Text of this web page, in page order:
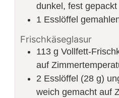
dunkel, fest gepackt
1 Esslöffel
Frischkäseglasur
113 g Vollfett-
auf
2 Esslöffel (28 g)
weich gemacht auf